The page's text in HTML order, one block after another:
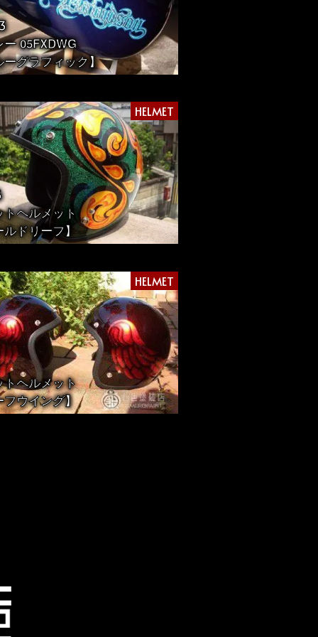
ー 05FXDWG
ーグラフィック】
HELMET
トヘルメット
ドリーフ】
HELMET
トヘルメット
ウイング】